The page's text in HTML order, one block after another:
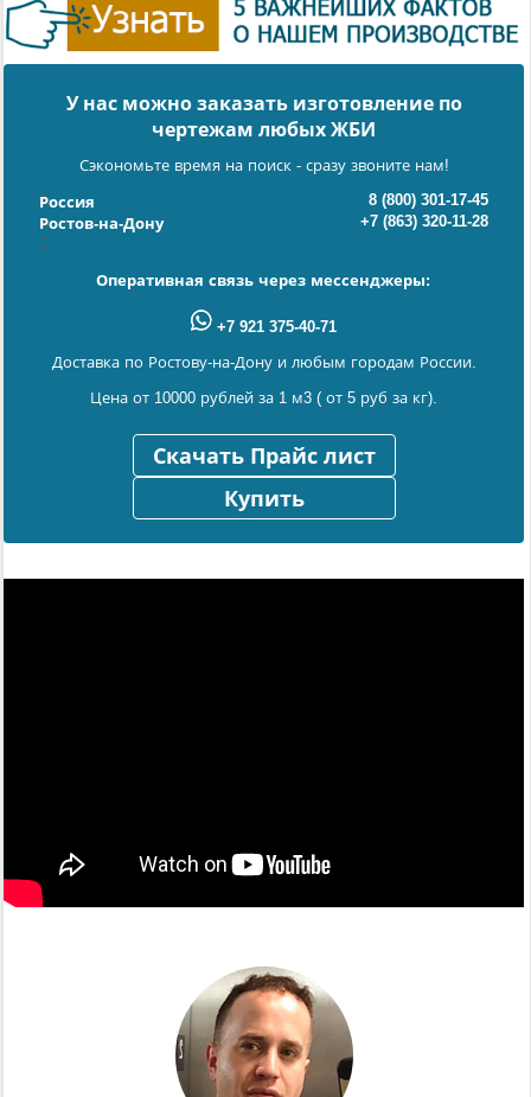
У нас можно заказать изготовление по
чертежам любых ЖБИ
Сэкономьте время на поиск - сразу звоните нам!
Россия
8 (800) 301-17-45
Ростов-на-Дону
+7 (863) 320-11-28
Оперативная связь через мессенджеры:
+7 921 375-40-71
Доставка по Ростову-на-Дону и любым городам России.
Цена от 10000 рублей за 1 м3 ( от 5 руб за кг).
Скачать Прайс лист
Купить